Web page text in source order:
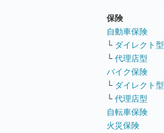
保険
自動車保険
└ ダイレクト型
└ 代理店型
バイク保険
└ ダイレクト型
└ 代理店型
自転車保険
火災保険